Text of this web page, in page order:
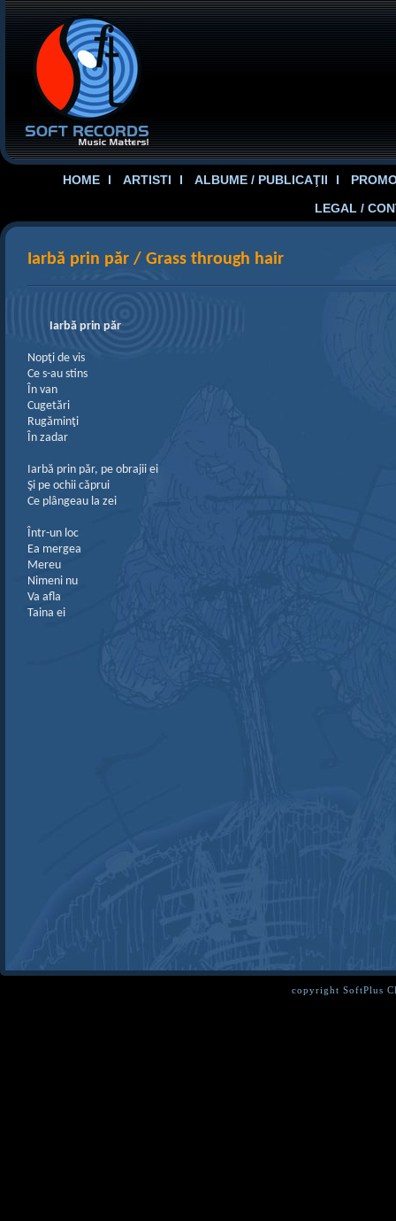
HOME ARTISTI ALBUME / PUBLICAŢII
LEGAL /
Iarbă prin păr / Grass through hair
Iarbă prin păr
Nopţi de vis
Ce s-au stins
În van
Cugetări
Rugăminţi
În zadar
Iarbă prin păr, pe obrajii ei
Şi pe ochii căprui
Ce plângeau la zei
Într-un loc
Ea mergea
Mereu
Nimeni nu
Va afla
Taina ei
copyright SoftPlus